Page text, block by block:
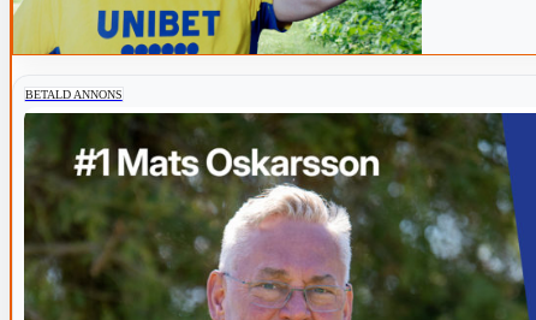
BETALD ANNONS